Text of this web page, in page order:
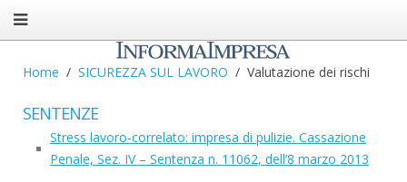
Home SICUREZZA SUL LAVORO Valutazione dei rischi
SENTENZE
Stress lavoro-correlato: impresa di pulizie. Cassazione
Penale, Sez. IV – Sentenza n. 11062, dell’8 marzo 2013